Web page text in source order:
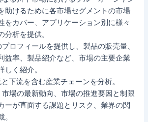
助けるために各市場セグメントの市場
をカバー、アプリケーション別に様々
分析を提供。
ロフィールを提供し、製品の販売量、
益率、製品紹介など、市場の主要企業
しく紹介。
下流を含む産業チェーンを分析。
場の最新動向、市場の推進要因と制限
ーが直面する課題とリスク、業界の関